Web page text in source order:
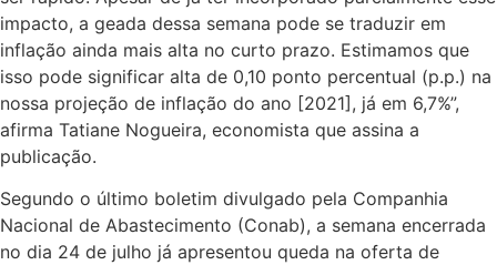
impacto, a geada dessa semana pode se traduzir em
inflação ainda mais alta no curto prazo. Estimamos que
isso pode significar alta de 0,10 ponto percentual (p.p.) na
nossa projeção de inflação do ano [2021], já em 6,7%”,
afirma Tatiane Nogueira, economista que assina a
publicação.
Segundo o último boletim divulgado pela Companhia
Nacional de Abastecimento (Conab), a semana encerrada
no dia 24 de julho já apresentou queda na oferta de